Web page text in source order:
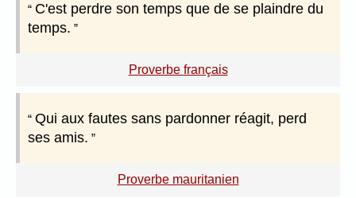
C'est perdre son temps que de se plaindre du
temps.
Proverbe français
Qui aux fautes sans pardonner réagit, perd
ses amis.
Proverbe mauritanien